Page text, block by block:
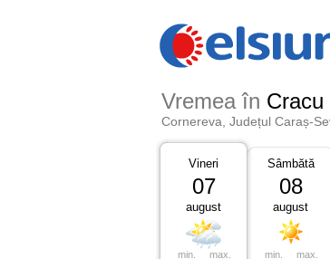
Vremea în Cracu
Cornereva, Județul Caraș-
Vineri
07
august
min. max.
Sâmbătă
08
august
min. max.